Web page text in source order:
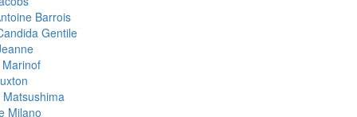
Barrois
Gentile
Milano